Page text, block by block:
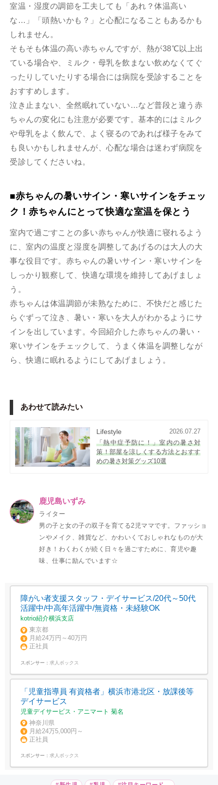
室温・湿度の調節を工夫しても「あれ？体温高い
な…」「頭熱いかも？」と心配になることもあるかも
しれません。
そもそも体温の高い赤ちゃんですが、熱が38℃以上出
ている場合や、ミルク・母乳を飲まない飲めなくてぐ
ったりしていたりする場合には病院を受診することを
おすすめします。
泣き止まない、全然眠れていない…など普段と違う赤
ちゃんの変化にも注意が必要です。基本的にはミルク
や母乳をよく飲んで、よく寝るのであれば様子をみて
も良いかもしれませんが、心配な場合は迷わず病院を
受診してくださいね。
■赤ちゃんの暑いサイン・寒いサインをチェッ
ク！赤ちゃんにとって快適な室温を保とう
室内で過ごすことの多い赤ちゃんが快適に寝れるよう
に、室内の温度と湿度を調整してあげるのは大人の大
事な役目です。赤ちゃんの暑いサイン・寒いサインを
しっかり観察して、快適な環境を維持してあげましょ
う。
赤ちゃんは体温調節が未熟なために、不快だと感じた
らぐずって泣き、暑い・寒いを大人がわかるようにサ
インを出しています。今回紹介した赤ちゃんの暑い・
寒いサインをチェックして、うまく体温を調整しなが
ら、快適に眠れるようにしてあげましょう。
あわせて読みたい
Lifestyle
2026.07.27
「熱中症予防に！」室内の暑さ対
策！部屋を涼しくする方法とおすす
めの暑さ対策グッズ10選
鹿児島いずみ
ライター
男の子と女の子の双子を育てる2児ママです。ファッショ
ンやメイク、雑貨など、かわいくておしゃれなものが大
好き！わくわくが続く日々を過ごすために、育児や趣
味、仕事に励んでいます☆
障がい者支援スタッフ・デイサービス/20代～50代
活躍中/中高年活躍中/無資格・未経験OK
kotrio紹介横浜支店
東京都
月給24万円～40万円
正社員
スポンサー： 求人ボックス
「児童指導員 有資格者」横浜市港北区・放課後等
デイサービス
児童デイサービス・アニマート 菊名
神奈川県
月給24万5,000円～
正社員
スポンサー： 求人ボックス